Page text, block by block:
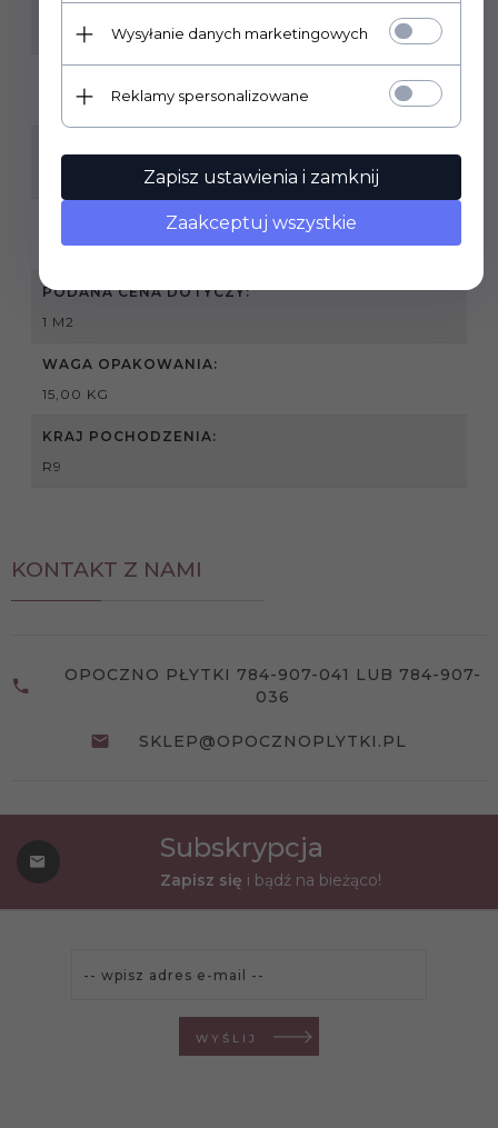
MATOWA STRUKTURALNA
WEWNĄTRZ , ZEWNĄTRZ
SPRZEDAŻ PRODUKTU:
PRODUKT SPRZEDAWANY NA PEŁNE OPAKOWANIA
PODANA CENA DOTYCZY:
1 M2
WAGA OPAKOWANIA:
15,00 KG
KRAJ POCHODZENIA:
R9
KONTAKT Z NAMI
OPOCZNO PŁYTKI 784-907-041 LUB 784-907-
036
SKLEP@OPOCZNOPLYTKI.PL
Subskrypcja
Zapisz się i bądź na bieżąco!
WYŚLIJ
Wysyłanie danych marketingowych
Reklamy spersonalizowane
Zapisz ustawienia i zamknij
Zaakceptuj wszystkie